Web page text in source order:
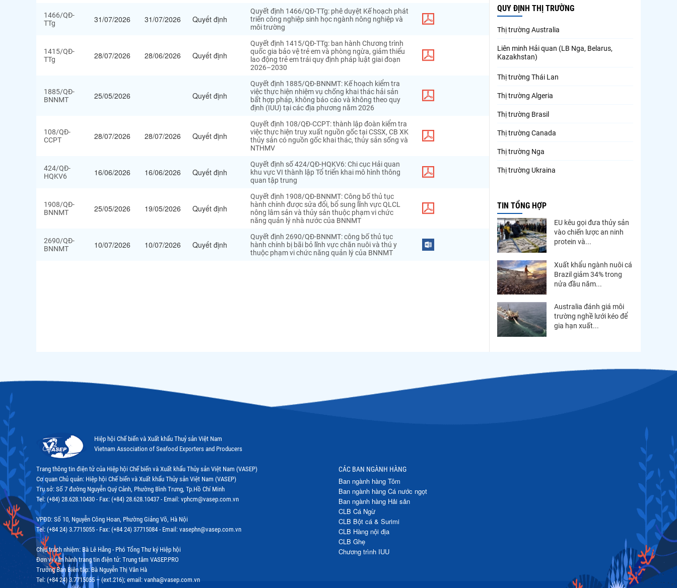
1466/QĐ-
TTg
31/07/2026 31/07/2026 Quyết định
Quyết định 1466/QĐ-TTg: phê duyệt Kế hoạch phát
triển công nghiệp sinh học ngành nông nghiệp và
môi trường
1415/QĐ-
TTg
28/07/2026 28/06/2026 Quyết định
Quyết định 1415/QĐ-TTg: ban hành Chương trình
quốc gia bảo vệ trẻ em và phòng ngừa, giảm thiểu
lao động trẻ em trái quy định pháp luật giai đoạn
2026–2030
1885/QĐ-
BNNMT
25/05/2026 Quyết định
Quyết định 1885/QĐ-BNNMT: Kế hoạch kiểm tra
việc thực hiện nhiệm vụ chống khai thác hải sản
bất hợp pháp, không báo cáo và không theo quy
định (IUU) tại các địa phương năm 2026
108/QĐ-
CCPT
28/07/2026 28/07/2026 Quyết định
Quyết định 108/QĐ-CCPT: thành lập đoàn kiểm tra
việc thực hiện truy xuất nguồn gốc tại CSSX, CB XK
thủy sản có nguồn gốc khai thác, thủy sản sống và
NTHMV
424/QĐ-
HQKV6
16/06/2026 16/06/2026 Quyết định
Quyết định số 424/QĐ-HQKV6: Chi cục Hải quan
khu vực VI thành lập Tổ triển khai mô hình thông
quan tập trung
1908/QĐ-
BNNMT
25/05/2026 19/05/2026 Quyết định
Quyết định 1908/QĐ-BNNMT: Công bố thủ tục
hành chính được sửa đổi, bổ sung lĩnh vực QLCL
nông lâm sản và thủy sản thuộc phạm vi chức
năng quản lý nhà nước của BNNMT
2690/QĐ-
BNNMT
10/07/2026 10/07/2026 Quyết định
Quyết định 2690/QĐ-BNNMT: công bố thủ tục
hành chính bị bãi bỏ lĩnh vực chăn nuôi và thú y
thuộc phạm vi chức năng quản lý của BNNMT
QUY ĐỊNH THỊ TRƯỜNG
Thị trường Australia
Liên minh Hải quan (LB Nga, Belarus,
Kazakhstan)
Thị trường Thái Lan
Thị trường Algeria
Thị trường Brasil
Thị trường Canada
Thị trường Nga
Thị trường Ukraina
Thị trường Trung Quốc
Thị trường Papua New Guinea
Thị trường New Zealand
Thị trường Đài Loan
Thị trường Hàn Quốc
Thị trường Mỹ
Thị trường EU
Thị trường Nhật Bản
TIN TỔNG HỢP
EU kêu gọi đưa thủy sản
vào chiến lược an ninh
protein và...
Xuất khẩu ngành nuôi cá
Brazil giảm 34% trong
nửa đầu năm...
Australia đánh giá môi
trường nghề lưới kéo để
gia hạn xuất...
Hiệp hội Chế biến và Xuất khẩu Thuỷ sản Việt Nam
Vietnam Association of Seafood Exporters and Producers
Trang thông tin điện tử của Hiệp hội Chế biến và Xuất khẩu Thủy sản Việt Nam (VASEP)
Cơ quan Chủ quản: Hiệp hội Chế biến và Xuất khẩu Thủy sản Việt Nam (VASEP)
Trụ sở: Số 7 đường Nguyễn Quý Cảnh, Phường Bình Trưng, Tp.Hồ Chí Minh
Tel: (+84) 28.628.10430 - Fax: (+84) 28.628.10437 - Email: vphcm@vasep.com.vn
VPĐD: Số 10, Nguyễn Công Hoan, Phường Giảng Võ, Hà Nội
Tel: (+84 24) 3.7715055 - Fax: (+84 24) 37715084 - Email: vasephn@vasep.com.vn
Chịu trách nhiệm: Bà Lê Hằng - Phó Tổng Thư ký Hiệp hội
Đơn vị vận hành trang tin điện tử: Trung tâm VASEP.PRO
Trưởng Ban Biên tập: Bà Nguyễn Thị Vân Hà
Tel: (+84 24) 3.7715055 – (ext.216); email: vanha@vasep.com.vn
CÁC BAN NGÀNH HÀNG
Ban ngành hàng Tôm
Ban ngành hàng Cá nước ngọt
Ban ngành hàng Hải sản
CLB Cá Ngừ
CLB Bột cá & Surimi
CLB Hàng nội địa
CLB Ghẹ
Chương trình IUU